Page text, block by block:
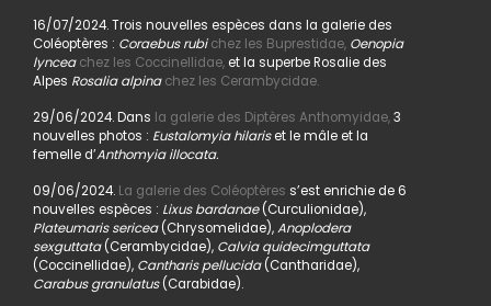
16/07/2024. Trois nouvelles espèces dans la galerie des
Coléoptères : Coraebus rubi chez les Buprestidae, Oenopia
lyncea chez les Coccinellidae,et la superbe Rosalie des
Alpes Rosalia alpina chez les Cerambycidae.
29/06/2024. Dans la galerie des Diptères Anthomyidae,3
nouvelles photos : Eustalomyia hilariset le mâle et la
femelle d’Anthomyia illocata.
09/06/2024.La galerie des Coléoptères s’est enrichie de 6
nouvelles espèces : Lixus bardanae(Curculionidae),
Plateumaris sericea(Chrysomelidae),Anoplodera
sexguttata(Cerambycidae), Calvia quidecimguttata
(Coccinellidae), Cantharis pellucida(Cantharidae),
Carabus granulatus(Carabidae).